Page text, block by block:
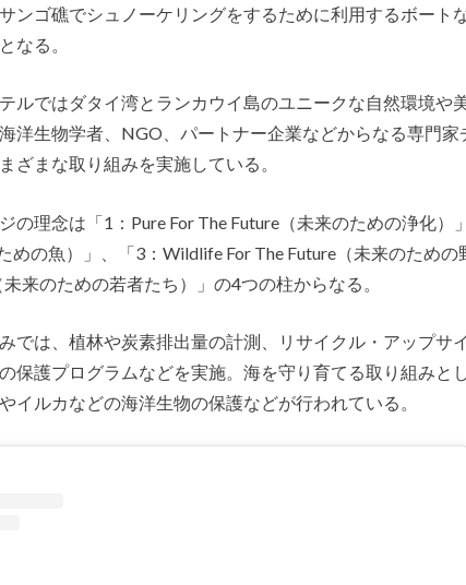
ンゴ礁でシュノーケリングをするために利用するボート
なる。
ルではダタイ湾とランカウイ島のユニークな自然環境や
洋生物学者、NGO、パートナー企業などからなる専門家
ざまな取り組みを実施している。
の理念は「1：Pure For The Future（未来のための浄化）
めの魚）」、「3：Wildlife For The Future（未来のため
未来のための若者たち）」の4つの柱からなる。
では、植林や炭素排出量の計測、リサイクル・アップサ
保護プログラムなどを実施。海を守り育てる取り組みと
イルカなどの海洋生物の保護などが行われている。